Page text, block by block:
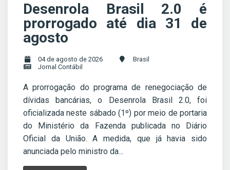
Desenrola Brasil 2.0 é
prorrogado até dia 31 de
agosto
04 de agosto de 2026
Brasil
Jornal Contábil
A prorrogação do programa de renegociação de
dívidas bancárias, o Desenrola Brasil 2.0, foi
oficializada neste sábado (1º) por meio de portaria
do Ministério da Fazenda publicada no Diário
Oficial da União. A medida, que já havia sido
anunciada pelo ministro da...